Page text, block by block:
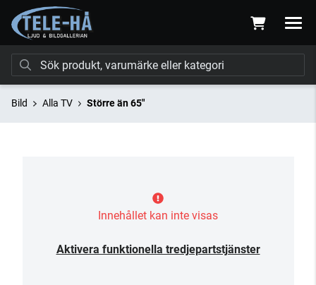
Bild Alla TV Större än 65"
Innehållet kan inte visas
Aktivera funktionella tredjepartstjänster